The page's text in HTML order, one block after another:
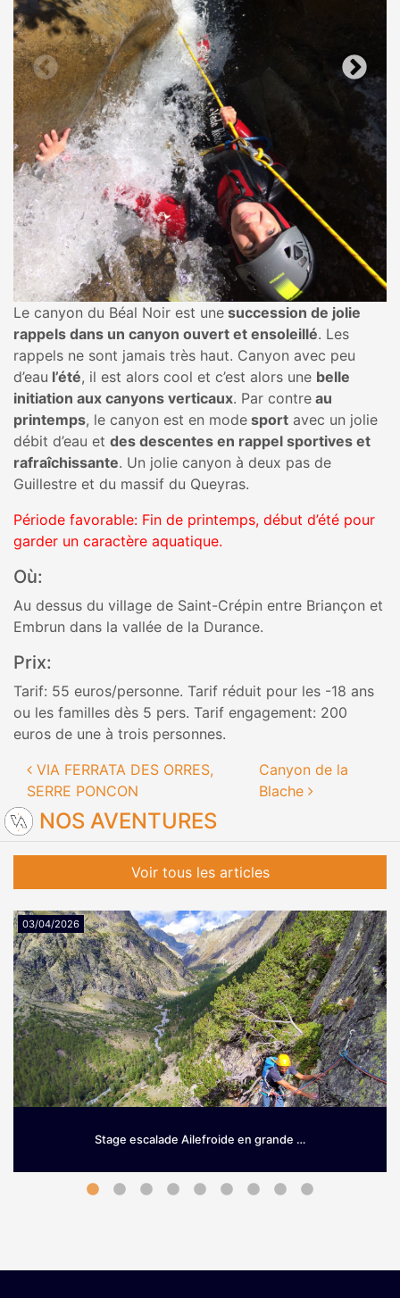
Le canyon du Béal Noir est une succession de jolie
rappels dans un canyon ouvert et ensoleillé. Les
rappels ne sont jamais très haut. Canyon avec peu
d’eau l’été, il est alors cool et c’est alors une belle
initiation aux canyons verticaux. Par contre au
printemps, le canyon est en mode sport avec un jolie
débit d’eau et des descentes en rappel sportives et
rafraîchissante. Un jolie canyon à deux pas de
Guillestre et du massif du Queyras.
Période favorable: Fin de printemps, début d’été pour
garder un caractère aquatique.
Où:
Au dessus du village de Saint-Crépin entre Briançon et
Embrun dans la vallée de la Durance.
Prix:
Tarif: 55 euros/personne. Tarif réduit pour les -18 ans
ou les familles dès 5 pers. Tarif engagement: 200
euros de une à trois personnes.
Navigation des articles
VIA FERRATA DES ORRES,
SERRE PONCON
Canyon de la
Blache
NOS AVENTURES
Voir tous les articles
Stage escalade Ailefroide en grande …
03/04/2026
Grimpez sur le granit d’Ailefroide! Envie de prendre de la